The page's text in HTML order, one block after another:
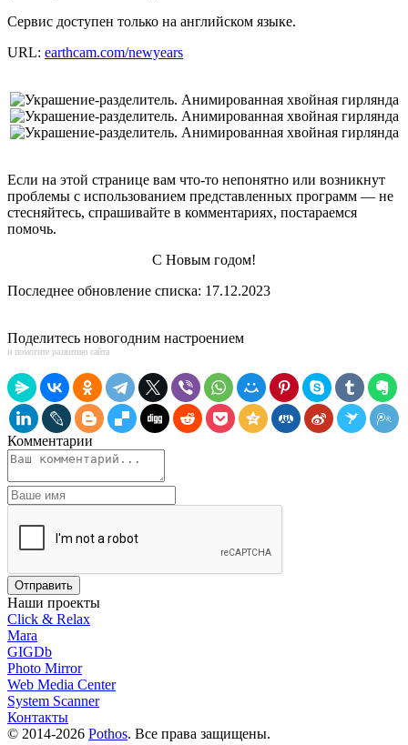
Сервис доступен только на английском языке.
URL: earthcam.com/newyears
Если на этой странице вам что-то непонятно или возникнут
проблемы с использованием представленных программ — не
стесняйтесь, спрашивайте в комментариях, постараемся
помочь.
С Новым годом!
Последнее обновление списка: 17.12.2023
Поделитесь новогодним настроением
и помогите развитию сайта
Комментарии
Наши проекты
Click & Relax
Mara
GIGDb
Photo Mirror
Web Media Center
System Scanner
Контакты
© 2014-2026 Pothos. Все права защищены.